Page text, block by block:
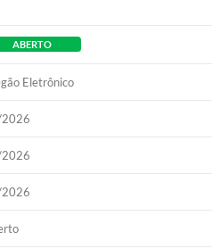
ABERTO
Eletrônico